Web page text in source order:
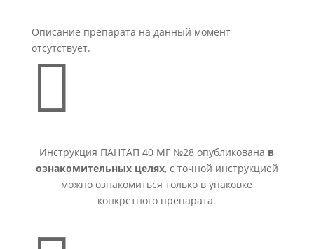
Описание препарата на данный момент
отсутствует.

Инструкция ПАНТАП 40 МГ №28 опубликована в
ознакомительных целях, с точной инструкцией
можно ознакомиться только в упаковке
конкретного препарата.